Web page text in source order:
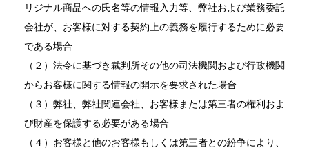
リジナル商品への氏名等の情報入力等、弊社および業務委託
会社が、お客様に対する契約上の義務を履行するために必要
である場合
（２）法令に基づき裁判所その他の司法機関および行政機関
からお客様に関する情報の開示を要求された場合
（３）弊社、弊社関連会社、お客様または第三者の権利およ
び財産を保護する必要がある場合
（４）お客様と他のお客様もしくは第三者との紛争により、